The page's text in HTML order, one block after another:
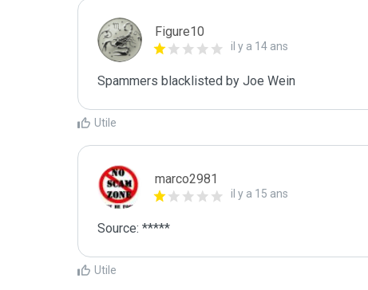
Figure10
il y a 14 ans
Spammers blacklisted by Joe Wein
Utile
marco2981
il y a 15 ans
Source: *****
Utile